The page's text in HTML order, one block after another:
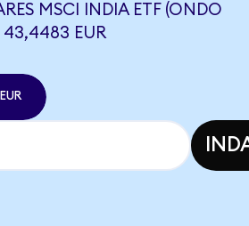
MSCI INDIA ETF (ONDO
EUR